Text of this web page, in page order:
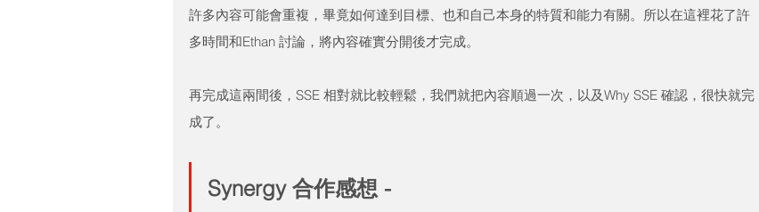
許多內容可能會重複，畢竟如何達到目標、也和自己本身的特質和能力有關。所以在這裡花了許
多時間和Ethan 討論，將內容確實分開後才完成。
再完成這兩間後，SSE 相對就比較輕鬆，我們就把內容順過一次，以及Why SSE 確認，很快就完
成了。
Synergy 合作感想 -